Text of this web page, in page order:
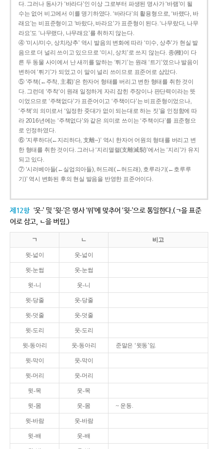
다. 그러나 동사가 ‘바라다’인 이상 그로부터 파생된 명사가 ‘바램’이 될
수는 없어 비고에서 이를 명기하였다. ‘바라다’의 활용형으로, ‘바랬다, 바
래요’는 비표준형이고 ‘바랐다, 바라요’가 표준형이 된다. ‘나무랐다, 나무
라요’도 ‘나무랬다, 나무래요’를 취하지 않는다.
④ ‘미시/미수, 상치/상추’ 역시 발음의 변화에 따라 ‘미수, 상추’가 현실 발
음으로 더 널리 쓰이고 있으므로 ‘미시, 상치’로 쓰지 않는다. 종(種)이 다
른 두 동물 사이에서 난 새끼를 말하는 ‘튀기’는 원래 ‘트기’였으나 발음이
변하여 ‘튀기’가 되었고 이 말이 널리 쓰이므로 표준어로 삼았다.
⑤ ‘주책(←주착, 主着)’은 한자어 형태를 버리고 변한 형태를 취한 것이
다. 그런데 ‘주착’이 원래 일정하게 자리 잡힌 주장이나 판단력이라는 뜻
이었으므로 ‘주책없다’가 표준어이고 ‘주책이다’는 비표준형이었으나,
‘주책’의 의미로서 ‘일정한 줏대가 없이 되는대로 하는 짓’을 인정함에 따
라 2016년에는 ‘주책없다’와 같은 의미로 쓰이는 ‘주책이다’를 표준형으
로 인정하였다.
⑥ ‘지루하다(←지리하다, 支離--)’ 역시 한자어 어원의 형태를 버리고 변
한 형태를 취한 것이다. 그러나 ‘지리멸렬(支離滅裂)’에서는 ‘지리’가 유지
되고 있다.
⑦ ‘시러베아들(←실업의아들), 허드레(←허드래), 호루라기(←호루루
기)’ 역시 변화된 후의 현실 발음을 반영한 표준어이다.
제12항 ‘웃-’ 및 ‘윗-’은 명사 ‘위’에 맞추어 ‘윗-’으로 통일한다.(ㄱ을 표준
어로 삼고, ㄴ을 버림.)
ㄱ ㄴ 비고
윗-넓이 웃-넓이
윗-눈썹 웃-눈썹
윗-니 웃-니
윗-당줄 웃-당줄
윗-덧줄 웃-덧줄
윗-도리 웃-도리
윗-동아리 웃-동아리 준말은 ‘윗동’임.
윗-막이 웃-막이
윗-머리 웃-머리
윗-목 웃-목
윗-몸 웃-몸 ~ 운동.
윗-바람 웃-바람
윗-배 웃-배